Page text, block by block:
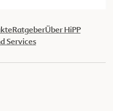
RatgeberÜber HiPP
Services